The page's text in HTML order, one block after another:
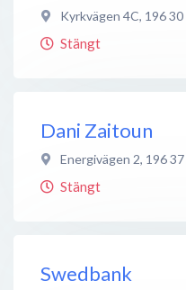
Kyrkvägen 4C, 196 30
Stängt
Dani Zaitoun
Energivägen 2, 196 37
Stängt
Swedbank